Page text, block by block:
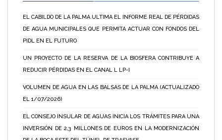
EL CABILDO DE LA PALMA ULTIMA EL INFORME REAL DE PÉRDIDAS
DE AGUA MUNICIPALES QUE PERMITA ACTUAR CON FONDOS DEL
PIDL EN EL FUTURO
UN PROYECTO DE LA RESERVA DE LA BIOSFERA CONTRIBUYE A
REDUCIR PÉRDIDAS EN EL CANAL L LP-I
VOLUMEN DE AGUA EN LAS BALSAS DE LA PALMA (ACTUALIZADO
EL 1/07/2026)
EL CONSEJO INSULAR DE AGUAS INICIA LOS TRÁMITES PARA UNA
INVERSIÓN DE 2,3 MILLONES DE EUROS EN LA MODERNIZACIÓN